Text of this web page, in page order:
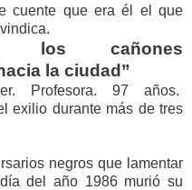
cuente que era él el que
los cañones
la ciudad”
Profesora. 97 años.
exilio durante más de tres
negros que lamentar
del año 1986 murió su